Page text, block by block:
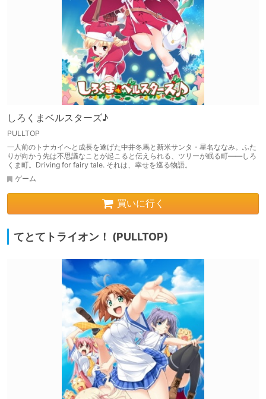
しろくまベルスターズ♪
PULLTOP
一人前のトナカイへと成長を遂げた中井冬馬と新米サンタ・星名ななみ。ふた
りが向かう先は不思議なことが起こると伝えられる、ツリーが眠る町――しろ
くま町。Driving for fairy tale. それは、幸せを巡る物語。
ゲーム
買いに行く
てとてトライオン！ (PULLTOP)